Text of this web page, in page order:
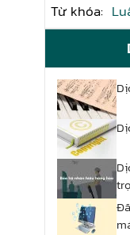
Từ khóa: